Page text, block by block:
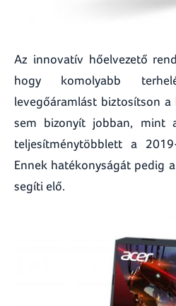
Az innovatív hőelvezető
hogy komolyabb
levegőáramlást biztosítson
sem bizonyít jobban, mint
teljesítménytöbblett a
Ennek hatékonyságát pedig
segíti elő.